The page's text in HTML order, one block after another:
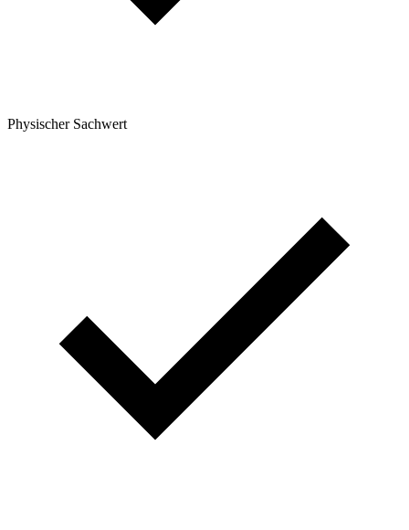
Physischer Sachwert